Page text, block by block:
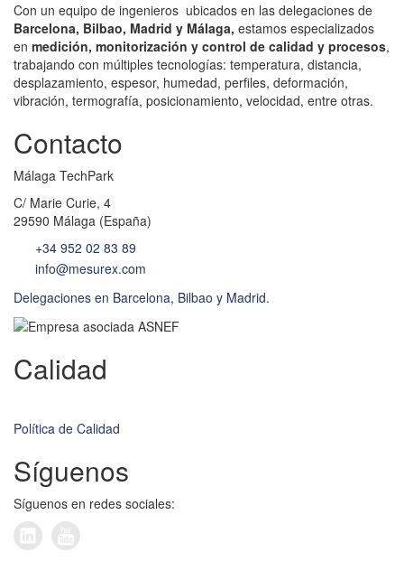
Con un equipo de ingenieros ubicados en las delegaciones de
Barcelona, Bilbao, Madrid y Málaga, estamos especializados
en medición, monitorización y control de calidad y procesos,
trabajando con múltiples tecnologías: temperatura, distancia,
desplazamiento, espesor, humedad, perfiles, deformación,
vibración, termografía, posicionamiento, velocidad, entre otras.
Contacto
Málaga TechPark
C/ Marie Curie, 4
29590 Málaga (España)
+34 952 02 83 89
info@mesurex.com
Delegaciones en Barcelona, Bilbao y Madrid.
Calidad
Política de Calidad
Síguenos
Síguenos en redes sociales: